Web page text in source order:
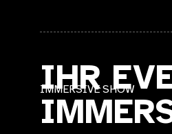
IMMERSIVE SHOW
IHR